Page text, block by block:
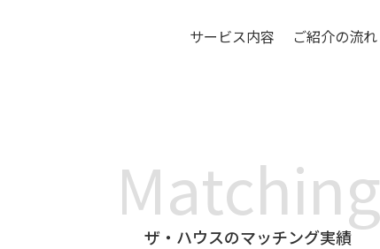
サービス内容 ご紹介の流れ
Matching
ザ・ハウスのマッチング実績